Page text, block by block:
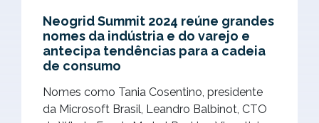
Neogrid Summit 2024 reúne grandes
nomes da indústria e do varejo e
antecipa tendências para a cadeia
de consumo
Nomes como Tania Cosentino, presidente
da Microsoft Brasil, Leandro Balbinot, CTO